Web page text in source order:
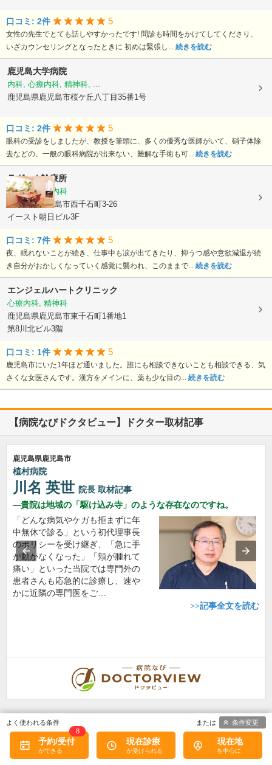
口コミ: 2件 5
女性の先生でとても話しやすかったです! 問診も時間をかけてしてくださり、
いざカウンセリングとなったときに 初めは緊張し... 続きを読む
鹿児島大学病院
内科, 心療内科, 精神科, ...
鹿児島県鹿児島市桜ケ丘八丁目35番1号
口コミ: 2件 5
眼科の受診をしましたが、教授を筆頭に、多くの優秀な医師がいて、硝子体除
去などの、一般の眼科病院が出来ない、難解な手術も可... 続きを読む
ラグーナ診療所
精神科, 心療内科
鹿児島県鹿児島市西千石町3-26
イースト朝日ビル3F
口コミ: 7件 5
夜、眠れないことが続き、仕事中も涙が出てきたり、抑うつ感や意欲減退が続
き自分がおかしくなっていく感覚に襲われ、このままで... 続きを読む
エンジェルハートクリニック
心療内科, 精神科
鹿児島県鹿児島市東千石町1番地1
第8川北ビル3階
口コミ: 1件 5
鹿児島市にいた1年ほど通いました。誰にも相談できないことも相談できる、気
さくな女医さんです。漢方をメインに、薬も少な目の... 続きを読む
【病院なびドクタビュー】ドクター取材記事
鹿児島県鹿児島市
植村病院
川名 英世 院長 取材記事
貴院は地域の「駆け込み寺」のような存在なのですね。
「どんな病気やケガも拒まずに年
中無休で診る」という初代理事長
のポリシーを受け継ぎ、「急に手
が動かなくなった」「頬が腫れて
痛い」といった当院では専門外の
患者さんも応急的に診療し、速や
かに近隣の専門医をご…
>>記事全文を読む
予約/受付
8
現在診療 現在地
条件変更